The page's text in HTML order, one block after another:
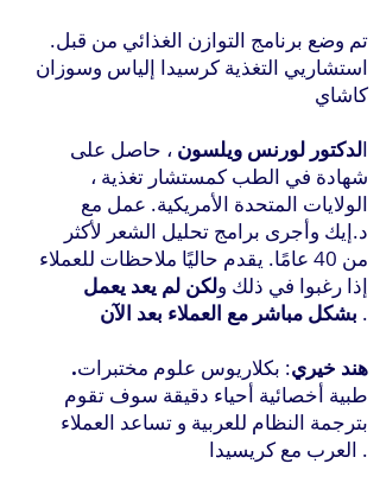
.تم وضع برنامج التوازن الغذائي من قبل
استشاريي التغذية كرسيدا إلياس وسوزان
كاشاي
الدكتور لورنس ويلسون ، حاصل على
شهادة في الطب كمستشار تغذية ،
الولايات المتحدة الأمريكية. عمل مع
د.إيك وأجرى برامج تحليل الشعر لأكثر
من 40 عامًا. يقدم حاليًا ملاحظات للعملاء
إذا رغبوا في ذلك ولكن لم يعد يعمل
بشكل مباشر مع العملاء بعد الآن .
.هند خيري: بكلاريوس علوم مختبرات
طبية أخصائية أحياء دقيقة سوف تقوم
بترجمة النظام للعربية و تساعد العملاء
العرب مع كريسيدا .